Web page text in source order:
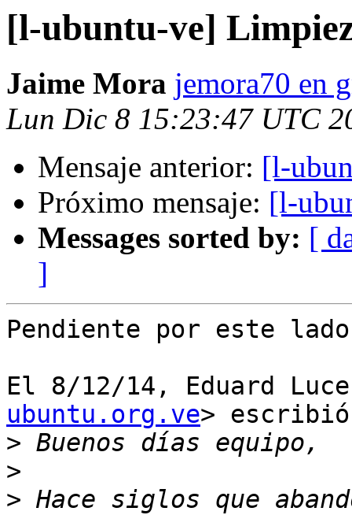
[l-ubuntu-ve]
Jaime Mora jemora70 en
Lun Dic 8 15:23:47 UTC
Mensaje anterior: [l-
Próximo mensaje: [l-
Messages sorted by: [
]
Pendiente por este
El 8/12/14, Eduard
ubuntu.org.ve>
>
>
> Hace siglos que